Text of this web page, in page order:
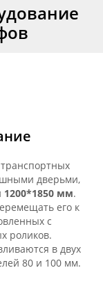
дверьми,
1200*1850 мм.
его к
с
роликов.
в двух
80 и 100 мм.